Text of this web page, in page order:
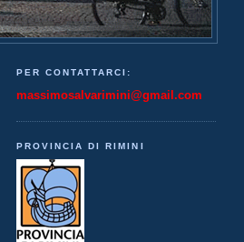
PER CONTATTARCI:
massimosalvarimini@gmail.com
PROVINCIA DI RIMINI